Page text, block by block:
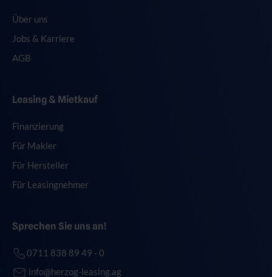
Über uns
Jobs & Karriere
AGB
Leasing & Mietkauf
Finanzierung
Für Makler
Für Hersteller
Für Leasingnehmer
Sprechen Sie uns an!
0711 838 89 49 - 0
info@herzog-leasing.ag